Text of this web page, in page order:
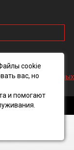
данных
2016 ©
Файлы cookie
вас, но
и помогают